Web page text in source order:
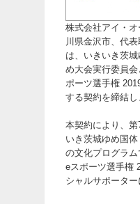
株式会社アイ・
川県金沢市、代表
は、いきいき茨
め大会実行委員
ポーツ選手権
する契約を締結し
本契約により、
いき茨城ゆめ国体
の文化プログラ
eスポーツ選手権
シャルサポーター